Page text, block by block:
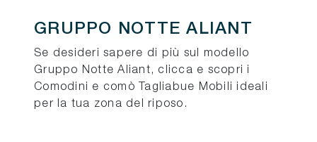
GRUPPO NOTTE ALIANT
Se desideri sapere di più sul modello
Gruppo Notte Aliant, clicca e scopri i
Comodini e comò Tagliabue Mobili ideali
per la tua zona del riposo.